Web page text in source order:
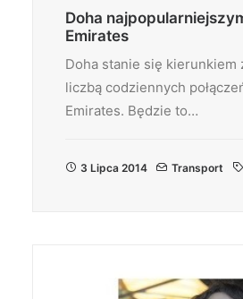
Doha
Emirates
Doha stanie się kierunkiem
liczbą codziennych
Emirates. Będzie to…
3 Lipca 2014 Transport